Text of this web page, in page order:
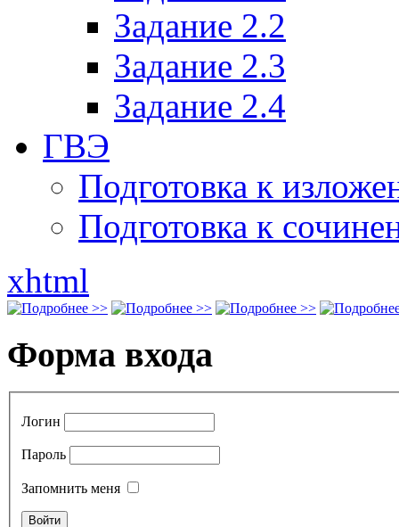
Задание 2.2
Задание 2.3
Задание 2.4
ГВЭ
Подготовка к
Подготовка к
xhtml
Форма входа
Логин
Пароль
Запомнить меня